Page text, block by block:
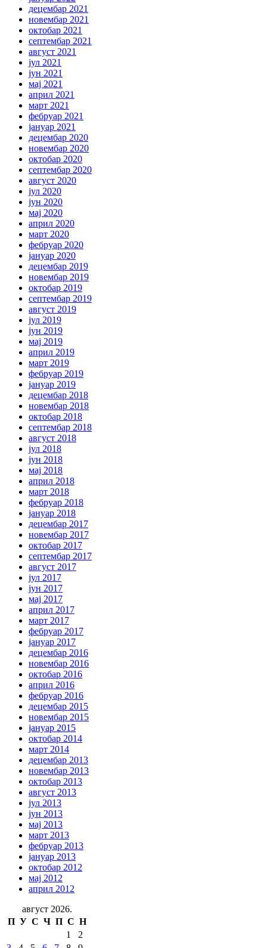
децембар 2021
новембар 2021
октобар 2021
септембар 2021
август 2021
јул 2021
јун 2021
мај 2021
април 2021
март 2021
фебруар 2021
јануар 2021
децембар 2020
новембар 2020
октобар 2020
септембар 2020
август 2020
јул 2020
јун 2020
мај 2020
април 2020
март 2020
фебруар 2020
јануар 2020
децембар 2019
новембар 2019
октобар 2019
септембар 2019
август 2019
јул 2019
јун 2019
мај 2019
април 2019
март 2019
фебруар 2019
јануар 2019
децембар 2018
новембар 2018
октобар 2018
септембар 2018
август 2018
јул 2018
јун 2018
мај 2018
април 2018
март 2018
фебруар 2018
јануар 2018
децембар 2017
новембар 2017
октобар 2017
септембар 2017
август 2017
јул 2017
јун 2017
мај 2017
април 2017
март 2017
фебруар 2017
јануар 2017
децембар 2016
новембар 2016
октобар 2016
април 2016
фебруар 2016
децембар 2015
новембар 2015
јануар 2015
октобар 2014
март 2014
децембар 2013
новембар 2013
октобар 2013
август 2013
јул 2013
јун 2013
мај 2013
март 2013
фебруар 2013
јануар 2013
октобар 2012
мај 2012
април 2012
август 2026.
П У С Ч П С Н
1
2